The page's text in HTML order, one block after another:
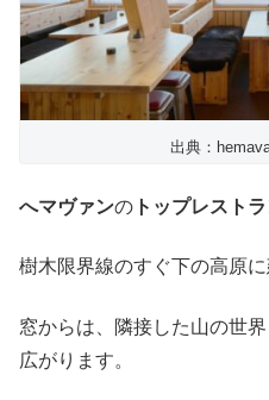
出典：
へマヴァンの トップレスト
樹木限界線のすぐ下の高原に
窓からは、隣接した山の世界
広がります。